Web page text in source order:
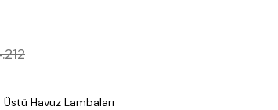
Üstü Havuz Lambaları